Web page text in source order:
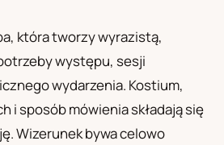
RU
Русский
która tworzy wyrazistą,
występu, sesji
wydarzenia. Kostium,
i sposób mówienia składają się
Wizerunek bywa celowo